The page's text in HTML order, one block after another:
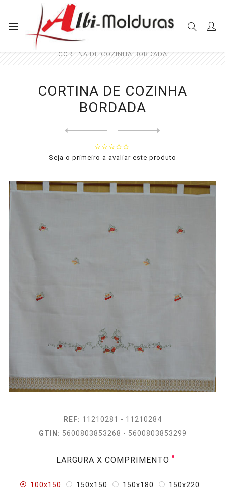
Início
CORTINA DE COZINHA BORDADA
CORTINA DE COZINHA
BORDADA
Seja o primeiro a avaliar este produto
REF: 11210281 - 11210284
GTIN: 5600803853268 - 5600803853299
LARGURA X COMPRIMENTO
100x150 150x150 150x180 150x220